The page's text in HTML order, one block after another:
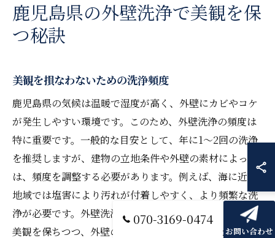
鹿児島県の外壁洗浄で美観を保
つ秘訣
美観を損なわないための洗浄頻度
鹿児島県の気候は温暖で湿度が高く、外壁にカビやコケ
が発生しやすい環境です。このため、外壁洗浄の頻度は
特に重要です。一般的な目安として、年に1〜2回の洗浄
を推奨しますが、建物の立地条件や外壁の素材によって
は、頻度を調整する必要があります。例えば、海に近い
地域では塩害により汚れが付着しやすく、より頻繁な洗
浄が必要です。外壁洗浄を定期的に行うことで、建物の
美観を保ちつつ、外壁の素材を長持ちさせることが可能
070-3169-0474
お問い合わせ